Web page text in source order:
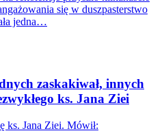
się w duszpasterstwo
jedna…
zaskakiwał, innych
ks. Jana Ziei
ks. Jana Ziei. Mówił: